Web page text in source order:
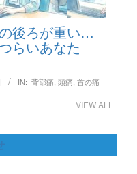
後ろが重い…
らいあなた
IN: 背部痛, 頭痛, 首の痛
VIEW ALL